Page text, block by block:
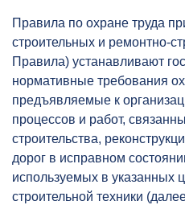
Правила по охране труда
строительных и ремонтно-
Правила) устанавливают
нормативные требования
предъявляемые к
процессов и работ,
строительства,
дорог в исправном
используемых в указанных
строительной техники